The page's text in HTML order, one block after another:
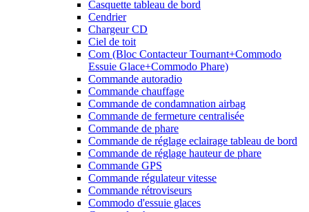
Casquette tableau de bord
Cendrier
Chargeur CD
Ciel de toit
Com (Bloc Contacteur Tournant+Commodo
Essuie Glace+Commodo Phare)
Commande autoradio
Commande chauffage
Commande de condamnation airbag
Commande de fermeture centralisée
Commande de phare
Commande de réglage eclairage tableau de bord
Commande de réglage hauteur de phare
Commande GPS
Commande régulateur vitesse
Commande rétroviseurs
Commodo d'essuie glaces